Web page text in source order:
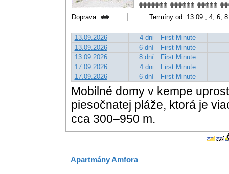
Doprava: Termíny od: 13.09., 4, 6,
13.09.2026 4 dni
First Minute
13.09.2026
6 dní
First Minute
13.09.2026
8 dní First Minute
17.09.2026
4 dni
First Minute
17.09.2026
6 dní First Minute
Mobilné domy v kempe
piesočnatej pláže, ktorá je
cca 300–950 m.
Apartmány Amfora